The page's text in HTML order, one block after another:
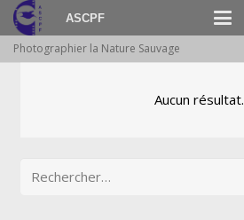
ASCPF
Photographier la Nature Sauvage
Aucun résultat.